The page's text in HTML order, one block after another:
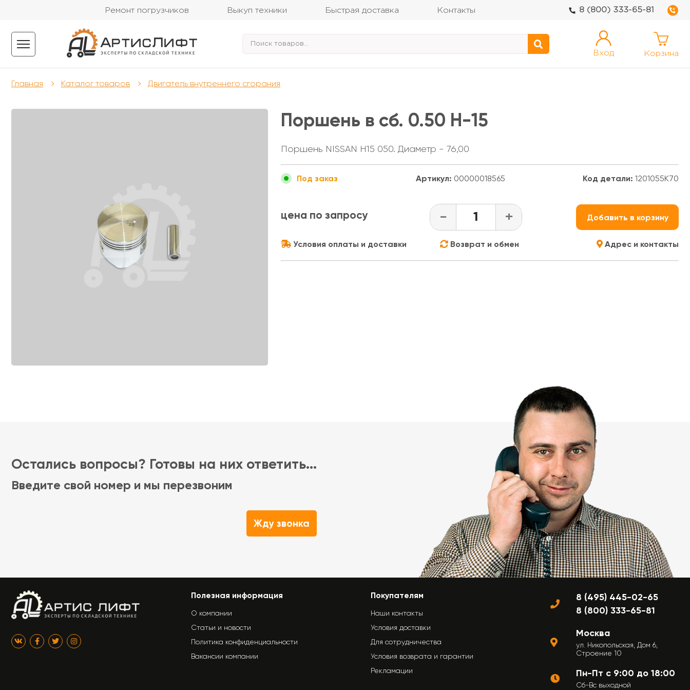
Ремонт погрузчиков Выкуп техники Быстрая доставка Контакты 8 (800) 333-65-81
Вход Корзина
Главная Каталог товаров Двигатель внутреннего сгорания
Поршень в сб. 0.50 H-15
Поршень NISSAN H15 050. Диаметр - 76,00
Под заказ Артикул: 00000018565 Код детали: 1201055K70
цена по запросу - + Добавить в корзину
Условия оплаты и доставки Возврат и обмен Адрес и контакты
Остались вопросы? Готовы на них ответить...
Введите свой номер и мы перезвоним
Жду звонка
Полезная информация
О компании
Статьи и новости
Политика конфиденциальности
Вакансии компании
Покупателям
Наши контакты
Условия доставки
Для сотрудничества
Условия возврата и гарантии
Рекламации
8 (495) 445-02-65
8 (800) 333-65-81
Москва
ул. Никопольская, Дом 6,
Строение 10
Пн-Пт с 9:00 до 18:00
Сб-Вс выходной